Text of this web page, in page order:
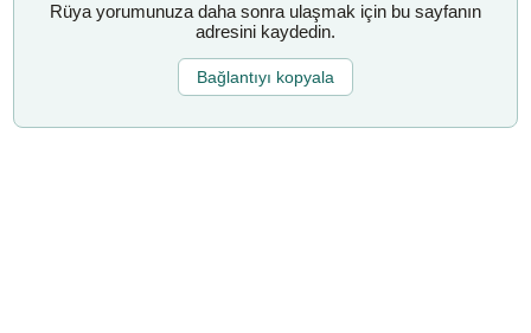
Rüya yorumunuza daha sonra ulaşmak için bu sayfanın
adresini kaydedin.
Bağlantıyı kopyala